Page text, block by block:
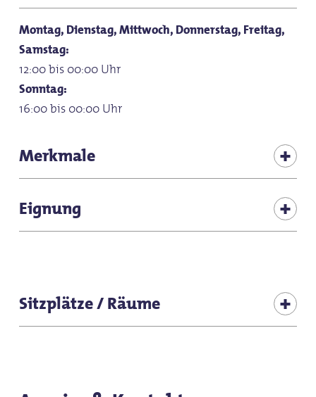
Montag, Dienstag, Mittwoch, Donnerstag, Freitag,
Samstag:
12:00 bis 00:00 Uhr
Sonntag:
16:00 bis 00:00 Uhr
Merkmale
Produkte aus eigener Herstellung
Eignung
Sitzplätze / Räume